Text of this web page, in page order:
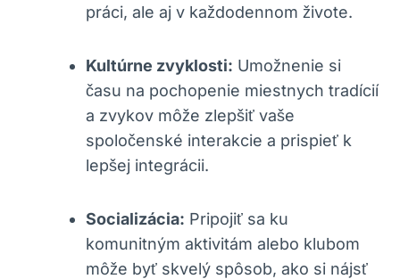
práci, ale aj v každodennom živote.
Kultúrne zvyklosti: Umožnenie si
času na pochopenie miestnych tradícií
a zvykov môže zlepšiť vaše
spoločenské interakcie a prispieť k
lepšej integrácii.
Socializácia: Pripojiť sa ku
komunitným aktivitám alebo klubom
môže byť skvelý spôsob, ako si nájsť